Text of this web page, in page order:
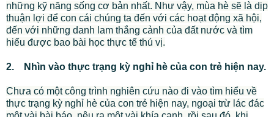
những kỹ năng sống cơ bản nhất. Như vậy, mùa hè sẽ là dịp
thuận lợi để con cái chúng ta đến với các hoạt động xã hội,
đến với những danh lam thắng cảnh của đất nước và tìm
hiểu được bao bài học thực tế thú vị.
2. Nhìn vào thực trạng kỳ nghỉ hè của con trẻ hiện nay.
Chưa có một công trình nghiên cứu nào đi vào tìm hiểu về
thực trạng kỳ nghỉ hè của con trẻ hiện nay, ngoại trừ lác đác